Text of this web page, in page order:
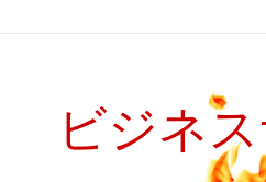
ビジネ